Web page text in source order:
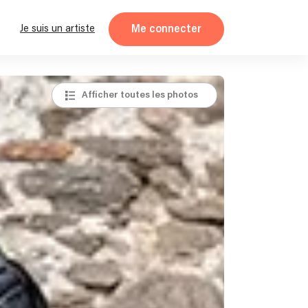
Je suis un artiste Me connecter
Afficher toutes les photos